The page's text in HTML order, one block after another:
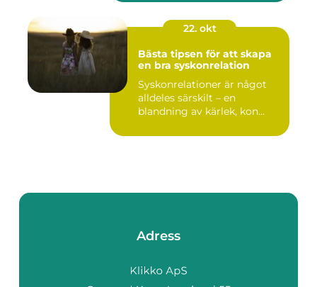
22. okt
Bästa tipsen för att skapa
en bra syskonrelation
Syskonrelationer är något
alldeles särskilt – en
blandning av kärlek, kon...
Adress